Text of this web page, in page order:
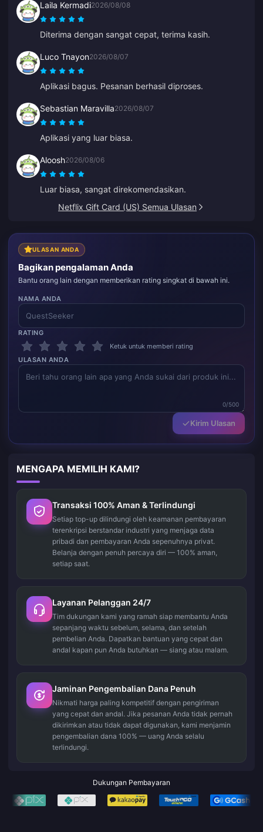
Laila Kermadi2026/08/08
Diterima dengan sangat cepat, terima kasih.
Luco Tnayon2026/08/07
Aplikasi bagus. Pesanan berhasil diproses.
Sebastian Maravilla2026/08/07
Aplikasi yang luar biasa.
Aloosh2026/08/06
Luar biasa, sangat direkomendasikan.
Netflix Gift Card (US) Semua Ulasan
ULASAN ANDA
Bagikan pengalaman Anda
Bantu orang lain dengan memberikan rating singkat di bawah ini.
NAMA ANDA
RATING
Ketuk untuk memberi rating
ULASAN ANDA
0/500
Kirim Ulasan
MENGAPA MEMILIH KAMI?
Transaksi 100% Aman & Terlindungi
Setiap top-up dilindungi oleh keamanan pembayaran
terenkripsi berstandar industri yang menjaga data
pribadi dan pembayaran Anda sepenuhnya privat.
Belanja dengan penuh percaya diri — 100% aman,
setiap saat.
Layanan Pelanggan 24/7
Tim dukungan kami yang ramah siap membantu Anda
sepanjang waktu sebelum, selama, dan setelah
pembelian Anda. Dapatkan bantuan yang cepat dan
andal kapan pun Anda butuhkan — siang atau malam.
Jaminan Pengembalian Dana Penuh
Nikmati harga paling kompetitif dengan pengiriman
yang cepat dan andal. Jika pesanan Anda tidak pernah
dikirimkan atau tidak dapat digunakan, kami menjamin
pengembalian dana 100% — uang Anda selalu
terlindungi.
Dukungan Pembayaran